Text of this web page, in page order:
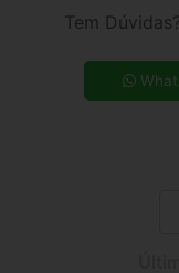
4x de R$ 16,63
5x de R$ 13,48
Tem